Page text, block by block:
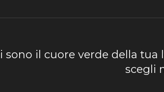
sono il cuore verde della
scegli